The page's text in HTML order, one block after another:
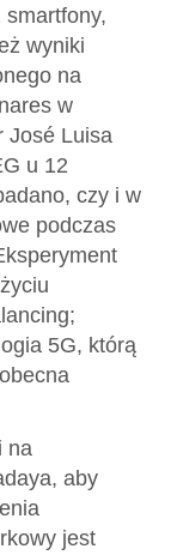
wyniki
na
w
José Luisa
u 12
czy i w
podczas
5G, którą
na
aby
jest